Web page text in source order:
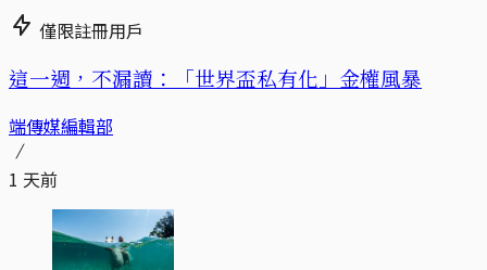
僅限註冊用戶
這一週，不漏讀：「世界盃私有化」金權風暴
端傳媒編輯部
1 天前